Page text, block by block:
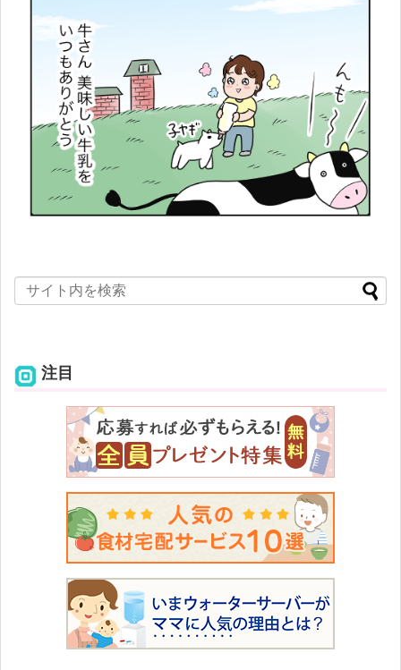
注目